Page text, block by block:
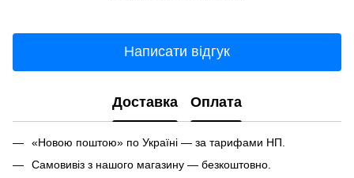
Написати відгук
Доставка Оплата
«Новою поштою» по Україні — за тарифами НП.
Самовивіз з нашого магазину — безкоштовно.